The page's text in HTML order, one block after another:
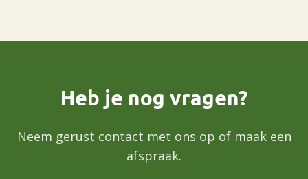
Heb je nog vragen?
Neem gerust contact met ons op of maak een
afspraak.